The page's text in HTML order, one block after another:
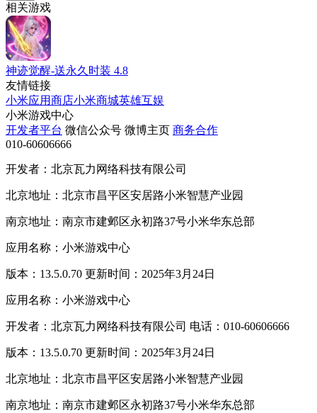
相关游戏
神迹觉醒-送永久时装 4.8
友情链接
小米应用商店小米商城英雄互娱
小米游戏中心
开发者平台 微信公众号 微博主页 商务合作
010-60606666
开发者：北京瓦力网络科技有限公司
北京地址：北京市昌平区安居路小米智慧产业园
南京地址：南京市建邺区永初路37号小米华东总部
应用名称：小米游戏中心
版本：13.5.0.70 更新时间：2025年3月24日
应用名称：小米游戏中心
开发者：北京瓦力网络科技有限公司 电话：010-60606666
版本：13.5.0.70 更新时间：2025年3月24日
北京地址：北京市昌平区安居路小米智慧产业园
南京地址：南京市建邺区永初路37号小米华东总部